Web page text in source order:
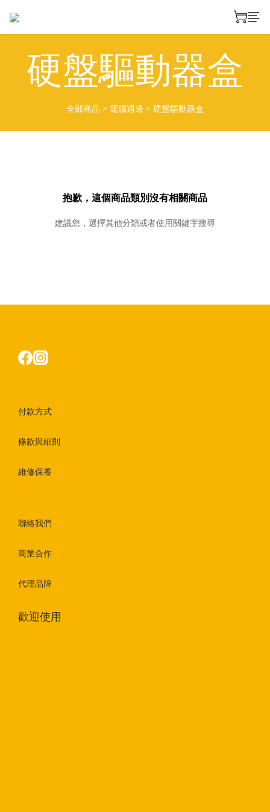
硬盤驅動器盒
全部商品 > 電腦週邊 > 硬盤驅動器盒
抱歉，這個商品類別沒有相關商品
建議您，選擇其他分類或者使用關鍵字搜尋
付款方式
條款與細則
維修保養
聯絡我們
商業合作
代理品牌
歡迎使用